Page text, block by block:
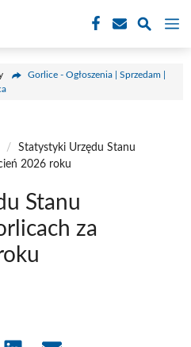
Gorlice - Ogłoszenia | Sprzedam |
/
Statystyki Urzędu Stanu
2026 roku
Stanu
za